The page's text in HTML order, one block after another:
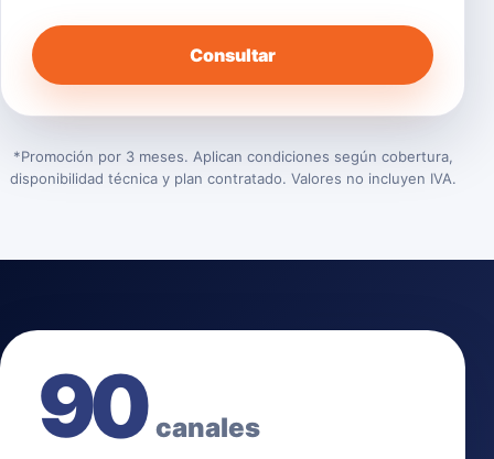
Consultar
*Promoción por 3 meses. Aplican condiciones según cobertura,
disponibilidad técnica y plan contratado. Valores no incluyen IVA.
90canales